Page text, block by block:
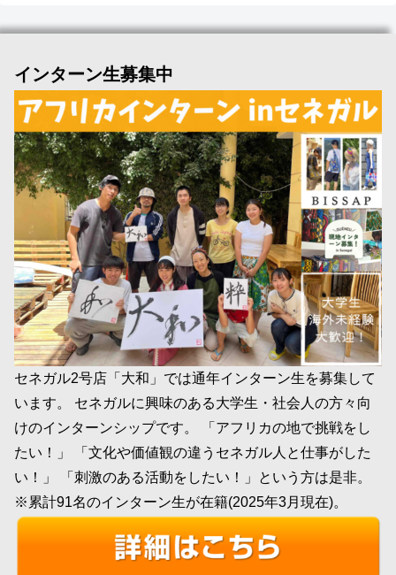
インターン生募集中
セネガル2号店「大和」では通年インターン生を募集して
います。 セネガルに興味のある大学生・社会人の方々向
けのインターンシップです。 「アフリカの地で挑戦をし
たい！」 「文化や価値観の違うセネガル人と仕事がした
い！」 「刺激のある活動をしたい！」という方は是非。
※累計91名のインターン生が在籍(2025年3月現在)。